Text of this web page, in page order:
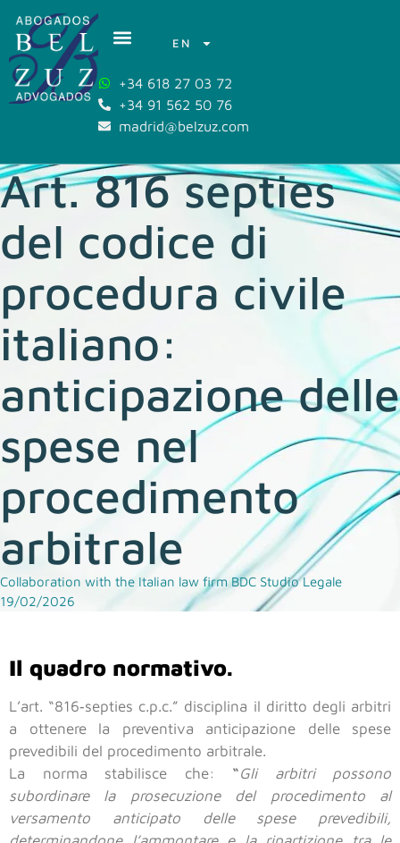
EN
+34 618 27 03 72
+34 91 562 50 76
madrid@belzuz.com
Art. 816 septies
del codice di
procedura civile
italiano:
anticipazione delle
spese nel
procedimento
arbitrale
Collaboration with the Italian law firm BDC Studio Legale
19/02/2026
Il quadro normativo.
L’art. “816‑septies c.p.c.” disciplina il diritto degli arbitri
a ottenere la preventiva anticipazione delle spese
prevedibili del procedimento arbitrale.
La norma stabilisce che: “Gli arbitri possono
subordinare la prosecuzione del procedimento al
versamento anticipato delle spese prevedibili,